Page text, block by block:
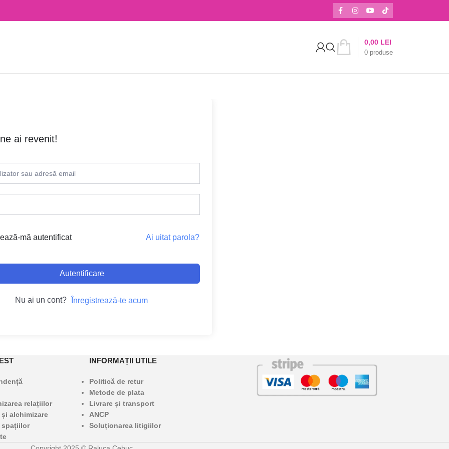
0 produse
0,00 LEI
ai revenit!
mă autentificat Ai uitat parola?
Autentificare
Nu ai un cont? Înregistrează-te acum
relațiilor
alchimizare
spațiilor
INFORMAȚII UTILE
Politică de retur
Metode de plata
Livrare și transport
ANCP
Soluționarea litigiilor